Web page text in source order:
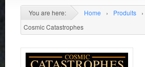
You are here: Home › Produits ›
Cosmic Catastrophes